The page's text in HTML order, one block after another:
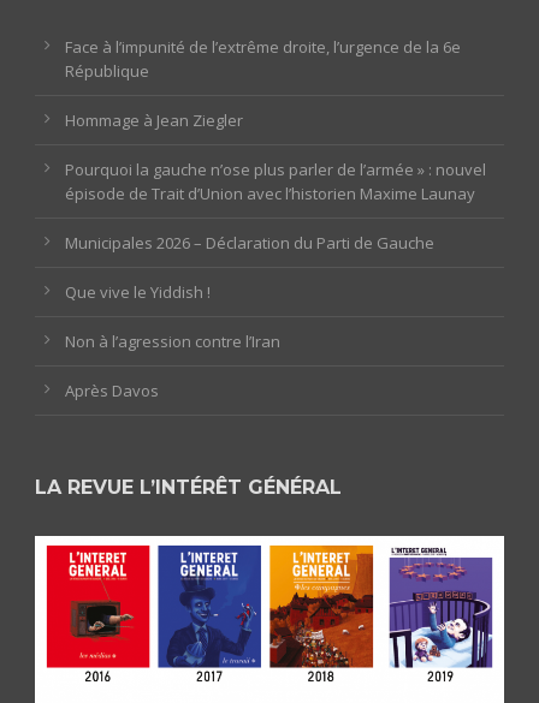
Face à l’impunité de l’extrême droite, l’urgence de la 6e
République
Hommage à Jean Ziegler
Pourquoi la gauche n’ose plus parler de l’armée » : nouvel
épisode de Trait d’Union avec l’historien Maxime Launay
Municipales 2026 – Déclaration du Parti de Gauche
Que vive le Yiddish !
Non à l’agression contre l’Iran
Après Davos
LA REVUE L’INTÉRÊT GÉNÉRAL